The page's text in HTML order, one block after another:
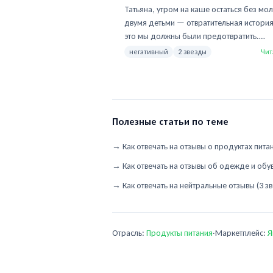
машине часа три. У меня двое детей,
каша на чём? Спасибо. Деньги вернёте
куплю в магазине у дома, без
Двойка не за молоко, за доставку.
Татьяна, утром на каше остаться без
двумя детьми — отвратительная
это мы должны были предотвратить.
Фермерское молоко обязано ехать в
течение 24 часов после возврата заявки
добавим к возврату промокод 500
отправим жалобу в ЯМ Доставку с
вашего заказа — нам важно, чтобы
предупреждение.
негативный 2 звезды
Полезные статьи по теме
→ Как отвечать на отзывы о продуктах
→ Как отвечать на отзывы об одежде и
→ Как отвечать на нейтральные отзывы
Отрасль: Продукты питания·Маркетплейс: